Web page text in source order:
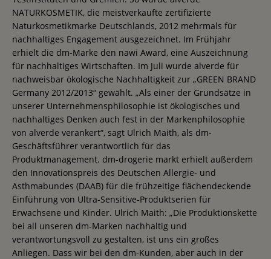
NATURKOSMETIK, die meistverkaufte zertifizierte
Naturkosmetikmarke Deutschlands, 2012 mehrmals für
nachhaltiges Engagement ausgezeichnet. Im Frühjahr
erhielt die dm-Marke den nawi Award, eine Auszeichnung
für nachhaltiges Wirtschaften. Im Juli wurde alverde für
nachweisbar ökologische Nachhaltigkeit zur „GREEN BRAND
Germany 2012/2013“ gewählt. „Als einer der Grundsätze in
unserer Unternehmensphilosophie ist ökologisches und
nachhaltiges Denken auch fest in der Markenphilosophie
von alverde verankert“, sagt Ulrich Maith, als dm-
Geschäftsführer verantwortlich für das
Produktmanagement. dm-drogerie markt erhielt außerdem
den Innovationspreis des Deutschen Allergie- und
Asthmabundes (DAAB) für die frühzeitige flächendeckende
Einführung von Ultra-Sensitive-Produktserien für
Erwachsene und Kinder. Ulrich Maith: „Die Produktionskette
bei all unseren dm-Marken nachhaltig und
verantwortungsvoll zu gestalten, ist uns ein großes
Anliegen. Dass wir bei den dm-Kunden, aber auch in der